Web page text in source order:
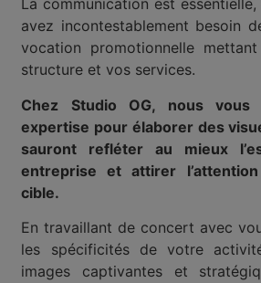
La communication est
avez incontestablement besoin
vocation promotionnelle
structure et vos services.
Chez Studio OG, nous vous
expertise pour élaborer des
sauront refléter au mieux
entreprise et attirer
cible.
En travaillant de concert avec
les spécificités de votre
images captivantes et